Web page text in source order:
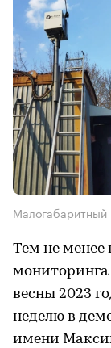
Малогабаритный
Тем не менее
мониторинга
весны 2023
неделю в
имени